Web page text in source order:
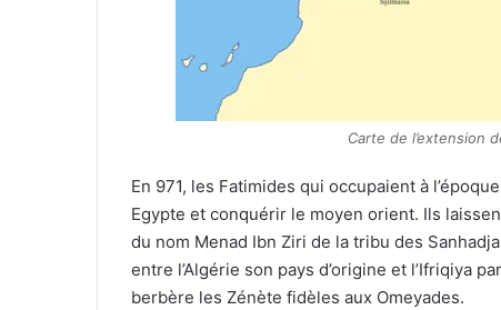
Carte de l’extension
En 971, les Fatimides qui occupaient à
Egypte et conquérir le moyen orient. Ils
du nom Menad Ibn Ziri de la tribu des
entre l’Algérie son pays d’origine et l’Ifriqiya
berbère les Zénète fidèles aux Omeyades.